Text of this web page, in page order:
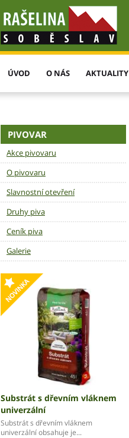
ÚVOD O NÁS AKTUALITY
PIVOVAR
Akce pivovaru
O pivovaru
Slavnostní otevření
Druhy piva
Ceník piva
Galerie
Substrát s dřevním vláknem
univerzální
Substrát s dřevním vláknem
univerzální obsahuje je...